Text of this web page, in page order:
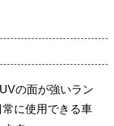
の面が強いラン
に使用できる車